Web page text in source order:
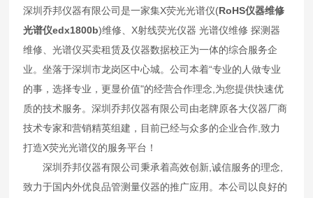
深圳乔邦仪器有限公司是一家集X荧光光谱仪(RoHS仪器维修
光谱仪edx1800b)维修、X射线荧光仪器 光谱仪维修 探测器
维修、光谱仪买卖租赁及仪器数据校正为一体的综合服务企
业。坐落于深圳市龙岗区中心城。公司本着“专业的人做专业
的事，选择专业，更显价值"的经营合作理念,为您提供快速优
质的技术服务。深圳乔邦仪器有限公司由老牌原各大仪器厂商
技术专家和营销精英组建，目前已经与众多的企业合作,致力
打造X荧光光谱仪的服务平台！
深圳乔邦仪器有限公司秉承着高效创新,诚信服务的理念,
致力于国内外优良品管测量仪器的推广应用。本公司以良好的